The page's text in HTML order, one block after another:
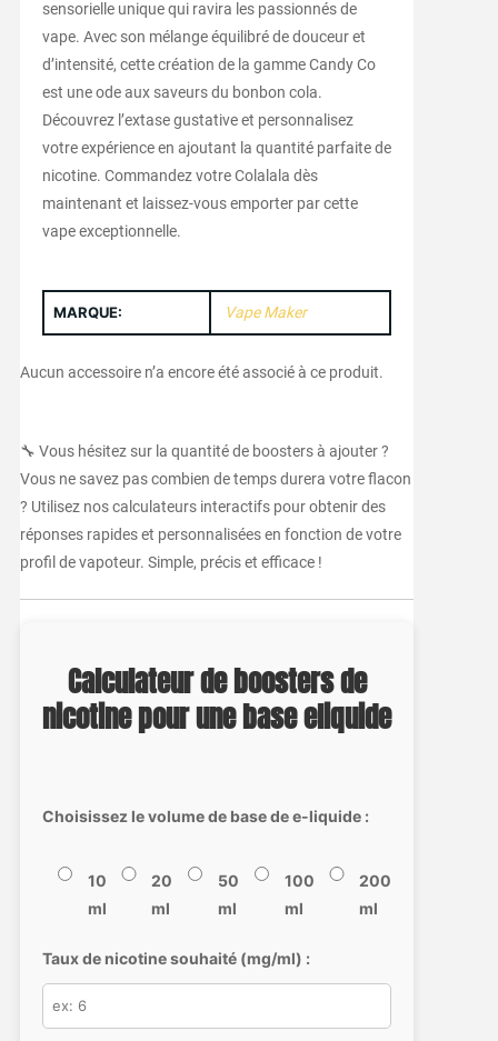
sensorielle unique qui ravira les passionnés de
vape. Avec son mélange équilibré de douceur et
d’intensité, cette création de la gamme Candy Co
est une ode aux saveurs du bonbon cola.
Découvrez l’extase gustative et personnalisez
votre expérience en ajoutant la quantité parfaite de
nicotine. Commandez votre Colalala dès
maintenant et laissez-vous emporter par cette
vape exceptionnelle.
MARQUE: Vape Maker
Aucun accessoire n’a encore été associé à ce produit.
🔧 Vous hésitez sur la quantité de boosters à ajouter ?
Vous ne savez pas combien de temps durera votre flacon
? Utilisez nos calculateurs interactifs pour obtenir des
réponses rapides et personnalisées en fonction de votre
profil de vapoteur. Simple, précis et efficace !
Calculateur de boosters de
nicotine pour une base eliquide
Choisissez le volume de base de e-liquide :
10
ml
20
ml
50
ml
100
ml
200
ml
Taux de nicotine souhaité (mg/ml) :